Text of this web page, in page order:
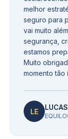
melhor
seguro para
vai muito
segurança,
estamos
Muito
momento tão
LE